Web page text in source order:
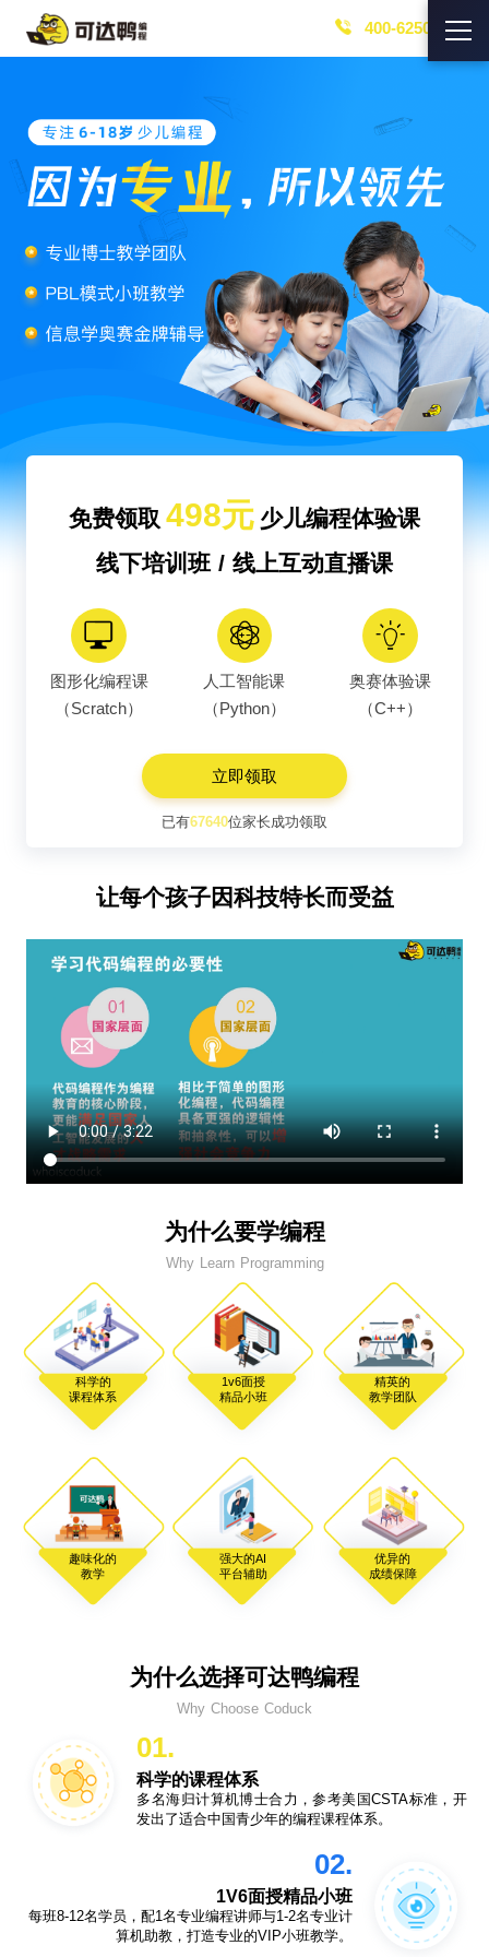
400-6250-219
免费领取 498元 少儿编程体验课
线下培训班 / 线上互动直播课
图形化编程课
（Scratch）
人工智能课
（Python）
奥赛体验课
（C++）
立即领取
已有67640位家长成功领取
让每个孩子因科技特长而受益
为什么要学编程
Why Learn Programming
科学的
课程体系
1v6面授
精品小班
精英的
教学团队
趣味化的
教学
强大的AI
平台辅助
优异的
成绩保障
为什么选择可达鸭编程
Why Choose Coduck
01.
科学的课程体系
多名海归计算机博士合力，参考美国CSTA标准，开
发出了适合中国青少年的编程课程体系。
02.
1V6面授精品小班
每班8-12名学员，配1名专业编程讲师与1-2名专业计
算机助教，打造专业的VIP小班教学。